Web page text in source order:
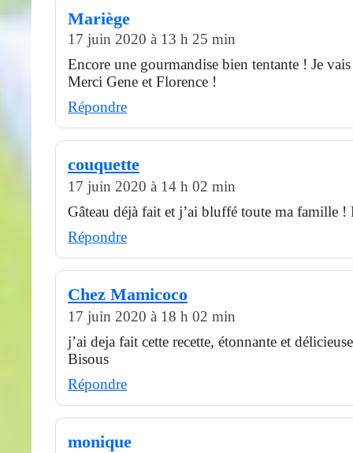
Mariège
17 juin 2020 à 13 h 25 min
Encore une gourmandise bien tentante ! Je
Merci Gene et Florence !
Répondre
couquette
17 juin 2020 à 14 h 02 min
Gâteau déjà fait et j’ai bluffé toute ma famille !
Répondre
Chez Mamicoco
17 juin 2020 à 18 h 02 min
j’ai deja fait cette recette, étonnante et délicieuse
Bisous
Répondre
monique